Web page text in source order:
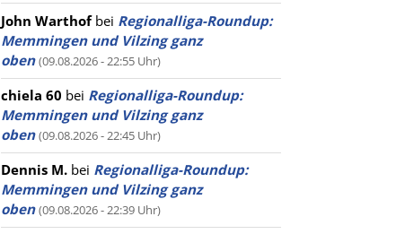
John Warthofbei Regionalliga-Roundup:
Memmingen und Vilzing ganz
oben (09.08.2026 - 22:55 Uhr)
chiela 60 bei Regionalliga-Roundup:
Memmingen und Vilzing ganz
oben (09.08.2026 - 22:45 Uhr)
Dennis M. bei Regionalliga-Roundup:
Memmingen und Vilzing ganz
oben (09.08.2026 - 22:39 Uhr)